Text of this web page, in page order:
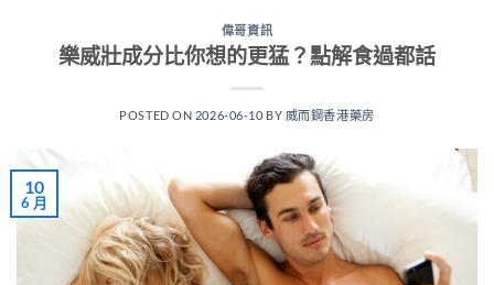
偉哥資訊
樂威壯成分比你想的更猛？點解食過都話
POSTED ON 2026-06-10 BY 威而鋼香港藥房
10
6 月